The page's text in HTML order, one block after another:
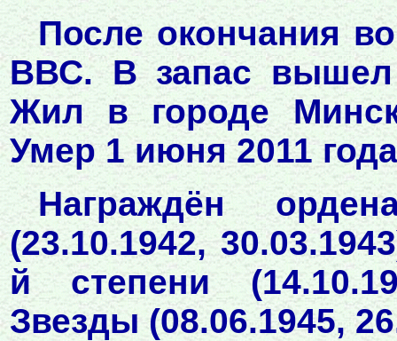
После окончания
ВВС. В запас вышел
Жил в городе
Умер 1 июня 2011
Награждён
(23.10.1942,
й степени
Звезды (08.06.1945,